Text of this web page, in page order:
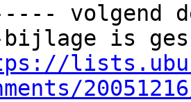
volgend
bijlage is